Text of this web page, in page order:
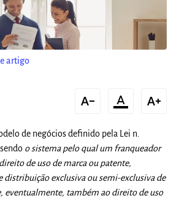
artigo
text_decrease format_color_text text_increase
de negócios definido pela Lei n.
o sistema pelo qual um franqueador
de uso de marca ou patente,
distribuição exclusiva ou semi-exclusiva de
eventualmente, também ao direito de uso